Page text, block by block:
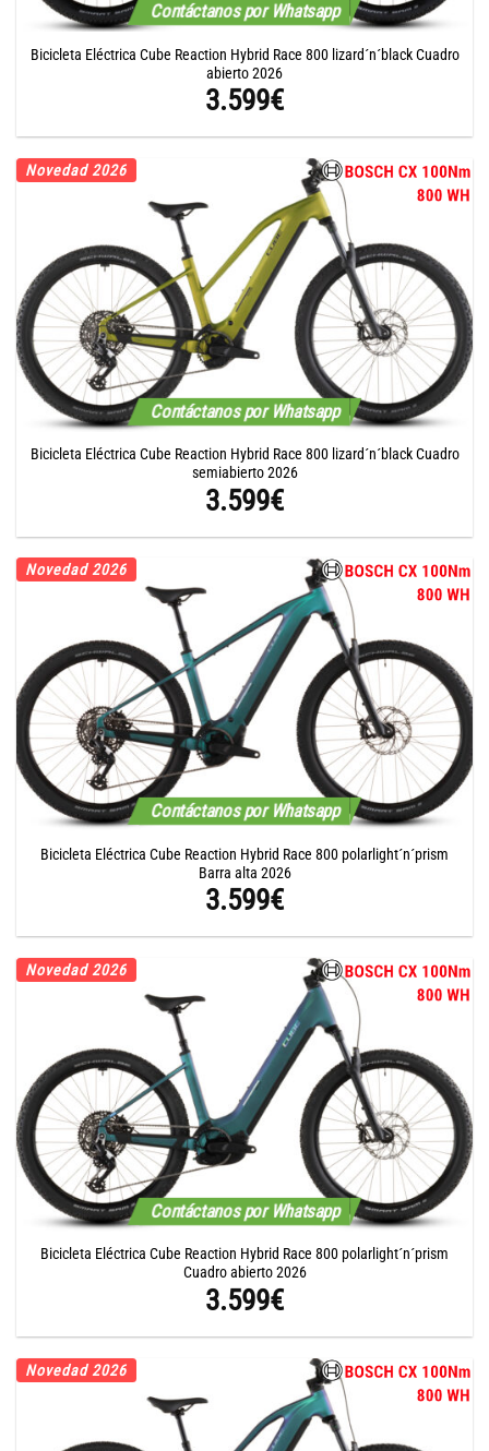
Contáctanos por Whatsapp
Bicicleta Eléctrica Cube Reaction Hybrid Race 800 lizard´n´black Cuadro
abierto 2026
3.599€
Contáctanos por Whatsapp
Novedad 2026
Bicicleta Eléctrica Cube Reaction Hybrid Race 800 lizard´n´black Cuadro
semiabierto 2026
3.599€
Contáctanos por Whatsapp
Novedad 2026
Bicicleta Eléctrica Cube Reaction Hybrid Race 800 polarlight´n´prism
Barra alta 2026
3.599€
Contáctanos por Whatsapp
Novedad 2026
Bicicleta Eléctrica Cube Reaction Hybrid Race 800 polarlight´n´prism
Cuadro abierto 2026
3.599€
Novedad 2026